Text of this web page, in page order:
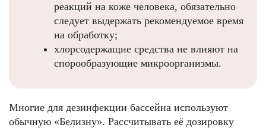
реакций на коже человека, обязательно
следует выдержать рекомендуемое время
на обработку;
хлорсодержащие средства не влияют на
спорообразующие микроорганизмы.
Многие для дезинфекции бассейна используют
обычную «Белизну». Рассчитывать её дозировку